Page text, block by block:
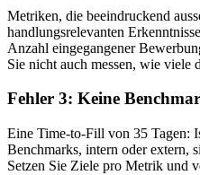
Metriken, die beeindruckend
handlungsrelevanten
Anzahl eingegangener
Sie nicht auch messen, wie viele
Fehler 3: Keine
Eine Time-to-Fill von 35 Tagen:
Benchmarks, intern oder extern,
Setzen Sie Ziele pro Metrik und